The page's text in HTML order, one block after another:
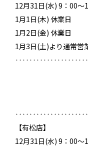
12月31日(水) 9：00～
1月1日(木) 休業日
1月2日(金) 休業日
1月3日(土)より通常営
【有松店】
12月31日(水) 9：00～